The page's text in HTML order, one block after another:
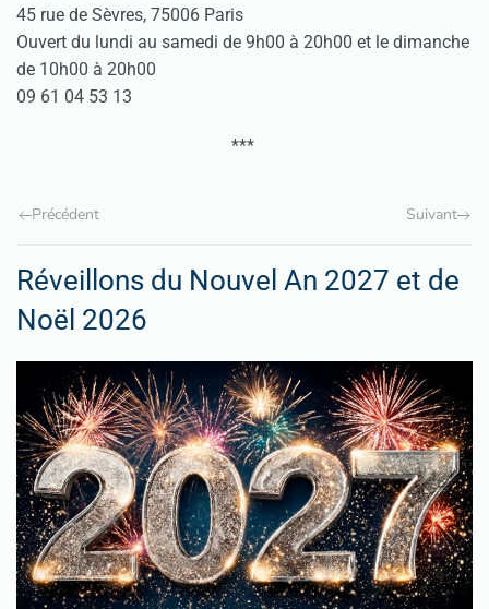
45 rue de Sèvres, 75006 Paris
Ouvert du lundi au samedi de 9h00 à 20h00 et le dimanche
de 10h00 à 20h00
09 61 04 53 13
***
Précédent Suivant
Réveillons du Nouvel An 2027 et de
Noël 2026